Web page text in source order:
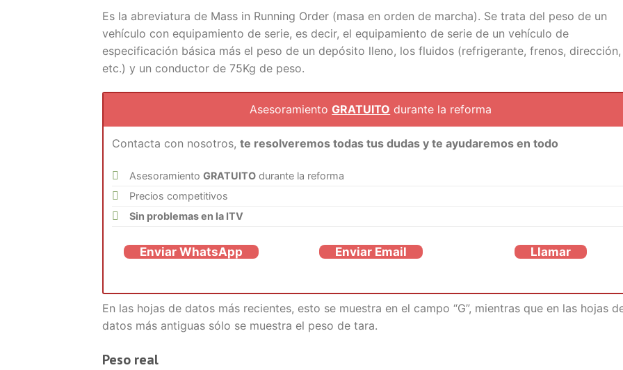
Es la abreviatura de Mass in Running Order (masa en orden de marcha). Se trata del peso de un
vehículo con equipamiento de serie, es decir, el equipamiento de serie de un vehículo de
especificación básica más el peso de un depósito lleno, los fluidos (refrigerante, frenos, dirección,
etc.) y un conductor de 75Kg de peso.
AsesoramientoGRATUITO durante la reforma
Contacta con nosotros, te resolveremos todas tus dudas y te ayudaremos en todo
Asesoramiento GRATUITOdurante la reforma
Precios competitivos
Sin problemas en la ITV
Enviar WhatsApp Enviar Email Llamar
En las hojas de datos más recientes, esto se muestra en el campo “G”, mientras que en las hojas
datos más antiguas sólo se muestra el peso de tara.
Peso real